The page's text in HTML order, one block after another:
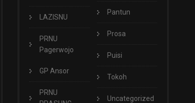
LAZISNU
PRNU
Pagerwojo
GP Ansor
PRNU
Pantun
Prosa
Puisi
Tokoh
Uncategorized